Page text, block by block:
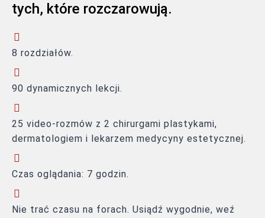
tych, które rozczarowują.
8 rozdziałów.
90 dynamicznych lekcji.
25 video-rozmów z 2 chirurgami plastykami,
dermatologiem i lekarzem medycyny estetycznej.
Czas oglądania: 7 godzin.
Nie trać czasu na forach. Usiądź wygodnie, weź